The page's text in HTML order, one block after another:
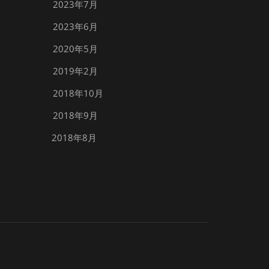
2023年7月
2023年6月
2020年5月
2019年2月
2018年10月
2018年9月
2018年8月